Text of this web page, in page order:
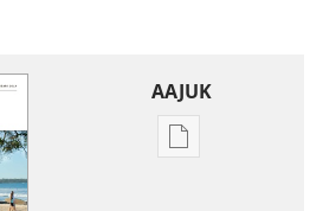
AAJUK
Atuagassanik